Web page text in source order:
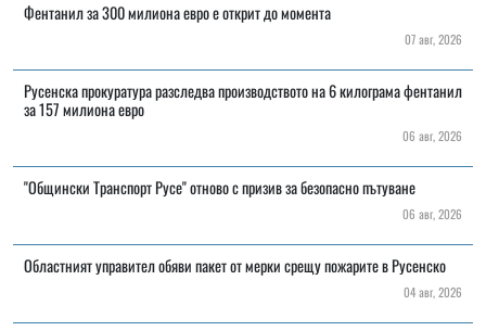
Фентанил за 300 милиона евро е открит до момента
07 авг, 2026
Русенска прокуратура разследва производството на 6 килограма фентанил
за 157 милиона евро
06 авг, 2026
"Общински Транспорт Русе" отново с призив за безопасно пътуване
06 авг, 2026
Областният управител обяви пакет от мерки срещу пожарите в Русенско
04 авг, 2026